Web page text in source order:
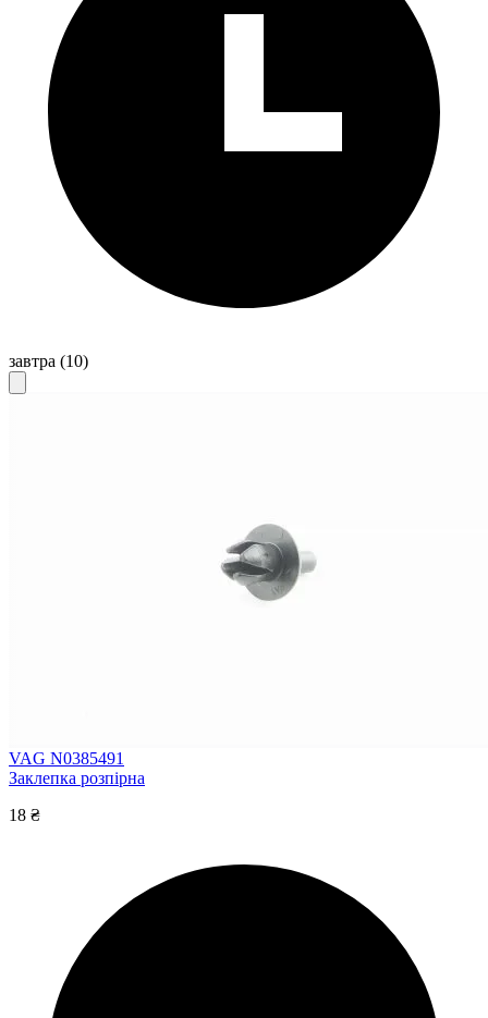
завтра (10)
VAG N0385491
Заклепка розпірна
18 ₴